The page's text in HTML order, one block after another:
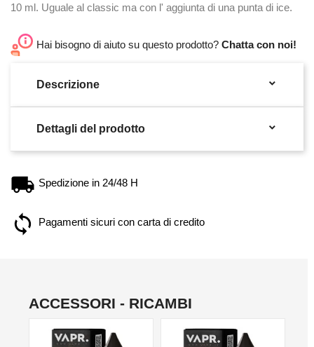
10 ml. Uguale al classic ma con l' aggiunta di una punta di ice.
Hai bisogno di aiuto su questo prodotto? Chatta con noi!
Descrizione 
Dettagli del prodotto 
Spedizione in 24/48 H
Pagamenti sicuri con carta di credito
ACCESSORI - RICAMBI